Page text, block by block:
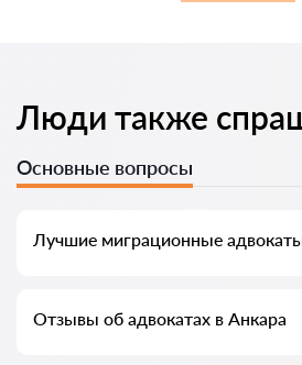
Люди также
Основные вопросы
Лучшие миграционные
информацией: цены, отзывы, телефон и
Отзывы об адвокатах в Анкара